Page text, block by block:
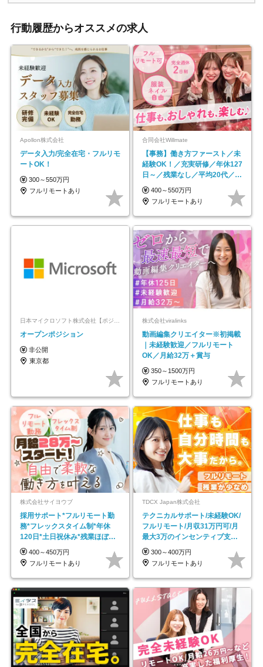
行動履歴からオススメの求人
Apollon株式会社
データ入力/完全在宅・フルリモ
ートOK！
300～550万円
フルリモートあり
合同会社Willmate
【事務】働き方ファースト／未
経験OK！／充実研修／年休127
日～／残業なし／平均20代／リ
モートOK
400～550万円
フルリモートあり
日本マイクロソフト株式会社【ポジションマッチ登録】
オープンポジション
非公開
東京都
株式会社viralinks
動画編集クリエイター※初掲載
｜未経験歓迎／フルリモート
OK／月給32万＋賞与
350～1500万円
フルリモートあり
株式会社サイヨウブ
採用サポート*フルリモート勤
務*フレックスタイム制*年休
120日*土日祝休み*残業ほぼな
し*育児中社員8割以上
400～450万円
フルリモートあり
TDCX Japan株式会社
テクニカルサポート/未経験OK/
フルリモート/月収31万円可/月
最大3万のインセンティブ支給/
平均年齢33歳
300～400万円
フルリモートあり